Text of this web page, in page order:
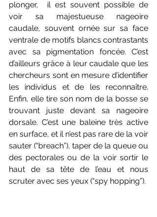
plonger,  il est souvent possible de
voir sa majestueuse nageoire
caudale, souvent ornée sur sa face
ventrale de motifs blancs contrastants
avec sa pigmentation foncée. C’est
d’ailleurs grâce à leur caudale que les
chercheurs sont en mesure d’identifier
les individus et de les reconnaître.
Enfin, elle tire son nom de la bosse se
trouvant juste devant sa nageoire
dorsale. C’est une baleine très active
en surface, et il n’est pas rare de la voir
sauter (“breach”), taper de la queue ou
des pectorales ou de la voir sortir le
haut de sa tête de l’eau et nous
scruter avec ses yeux (“spy hopping”).